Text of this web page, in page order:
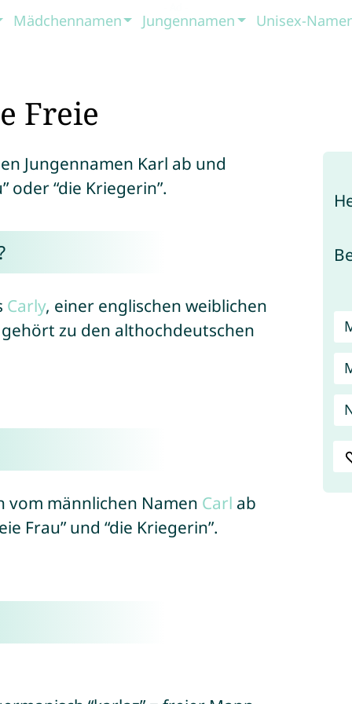
Mädchennamen Jungennamen Unisex-
Freie
Jungennamen Karl ab und
oder “die Kriegerin”.
Carly, einer englischen weiblichen
zu den althochdeutschen
vom männlichen Namen Carl ab
Frau” und “die Kriegerin”.